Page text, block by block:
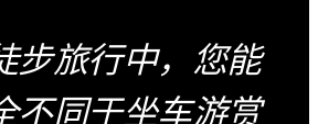
步旅行中，您能
不同于坐车游赏